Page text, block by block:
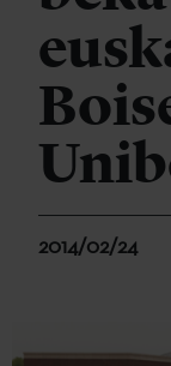
2014/02/24